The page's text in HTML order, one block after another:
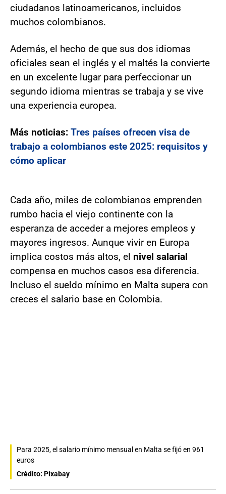
ciudadanos latinoamericanos, incluidos
muchos colombianos.
Además, el hecho de que sus dos idiomas
oficiales sean el inglés y el maltés la convierte
en un excelente lugar para perfeccionar un
segundo idioma mientras se trabaja y se vive
una experiencia europea.
Más noticias: Tres países ofrecen visa de
trabajo a colombianos este 2025: requisitos y
cómo aplicar
Cada año, miles de colombianos emprenden
rumbo hacia el viejo continente con la
esperanza de acceder a mejores empleos y
mayores ingresos. Aunque vivir en Europa
implica costos más altos, el nivel salarial
compensa en muchos casos esa diferencia.
Incluso el sueldo mínimo en Malta supera con
creces el salario base en Colombia.
Para 2025, el salario mínimo mensual en Malta se fijó en 961
euros
Crédito: Pixabay